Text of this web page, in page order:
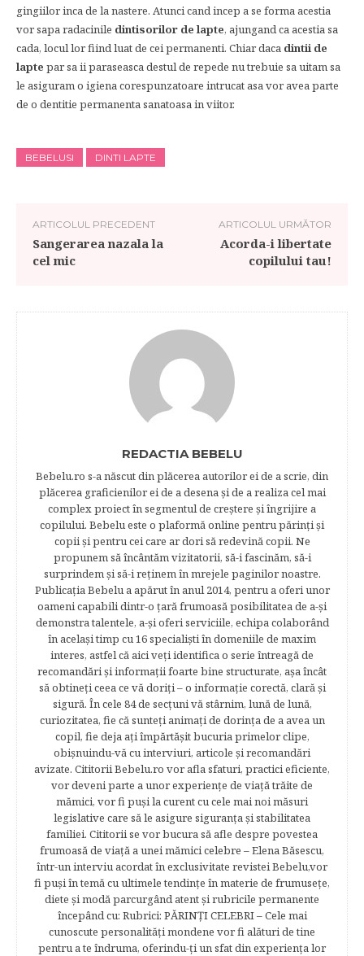
gingiilor inca de la nastere. Atunci cand incep a se forma acestia
vor sapa radacinile dintisorilor de lapte, ajungand ca acestia sa
cada, locul lor fiind luat de cei permanenti. Chiar daca dintii de
lapte par sa ii paraseasca destul de repede nu trebuie sa uitam sa
le asiguram o igiena corespunzatoare intrucat asa vor avea parte
de o dentitie permanenta sanatoasa in viitor.
BEBELUSI DINTI LAPTE
ARTICOLUL PRECEDENT
Sangerarea nazala la
cel mic
ARTICOLUL URMĂTOR
Acorda-i libertate
copilului tau!
REDACTIA BEBELU
Bebelu.ro s-a născut din plăcerea autorilor ei de a scrie, din
plăcerea graficienilor ei de a desena şi de a realiza cel mai
complex proiect în segmentul de creştere şi îngrijire a
copilului. Bebelu este o plaformă online pentru părinţi şi
copii şi pentru cei care ar dori să redevină copii. Ne
propunem să încântăm vizitatorii, să-i fascinăm, să-i
surprindem şi să-i reţinem în mrejele paginilor noastre.​
Publicația Bebelu a apărut în anul 2014, pentru a oferi unor
oameni capabili dintr-o ţară frumoasă posibilitatea de a-şi
demonstra talentele, a-şi oferi serviciile, echipa colaborând
în acelaşi timp cu 16 specialişti în domeniile de maxim
interes, astfel că aici veţi identifica o serie întreagă de
recomandări şi informaţii foarte bine structurate, aşa încât
să obtineţi ceea ce vă doriţi – o informaţie corectă, clară şi
sigură. În cele 84 de secțuni vă stârnim, lună de lună,
curiozitatea, fie că sunteţi animaţi de dorinţa de a avea un
copil, fie deja aţi împărtăşit bucuria primelor clipe,
obişnuindu-vă cu interviuri, articole şi recomandări
avizate. Cititorii Bebelu.ro vor afla sfaturi, practici eficiente,
vor deveni parte a unor experienţe de viaţă trăite de
mămici, vor fi puşi la curent cu cele mai noi măsuri
legislative care să le asigure siguranţa şi stabilitatea
familiei. Cititorii se vor bucura să afle despre povestea
frumoasă de viață a unei mămici celebre – Elena Băsescu,
într-un interviu acordat în exclusivitate revistei Bebelu,vor
fi puşi în temă cu ultimele tendinţe în materie de frumuseţe,
diete şi modă parcurgând atent şi rubricile permanente
începând cu: Rubrici: PĂRINŢI CELEBRI – Cele mai
cunoscute personalităţi mondene vor fi alături de tine
pentru a te îndruma, oferindu-ţi un sfat din experienţa lor